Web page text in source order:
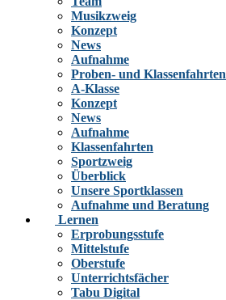
Musikzweig
Konzept
News
Aufnahme
Proben- und Klassenfahrten
A-Klasse
Konzept
News
Aufnahme
Klassenfahrten
Sportzweig
Überblick
Unsere Sportklassen
Aufnahme und Beratung
Lernen
Erprobungsstufe
Mittelstufe
Oberstufe
Unterrichtsfächer
Tabu Digital